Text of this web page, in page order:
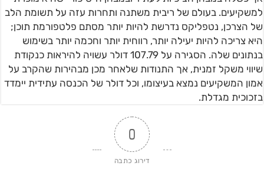
למשקיעים. בעולם של ריבית משתנה ותחרות עזה על תשומת הלב
של הצרכן, נטפליקס נדרשת להיות יותר מסתם פלטפורמת תוכן;
היא צריכה להיות יעילה יותר, רווחית יותר וחכמה יותר בשימוש
בנתונים שלה. הסגירה על 107.79 דולר עשויה להיראות כנקודת
שיווי משקל זמנית, אך התנודות שלאחר מכן מבהירות שהקרב על
אמון המשקיעים נמצא בעיצומו, וכל דולר של הכנסה עתידית יימדד
בזכוכית מגדלת.
0
דירוג כתבה